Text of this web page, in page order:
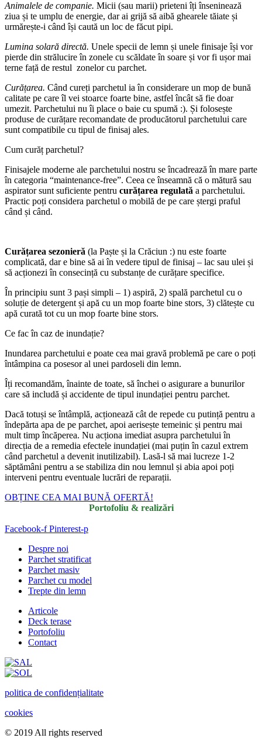
Animalele de companie. Micii (sau marii) prieteni îți înseninează
ziua și te umplu de energie, dar ai grijă să aibă ghearele tăiate și
urmărește-i când își caută un loc de făcut pipi.
Lumina solară directă. Unele specii de lemn și unele finisaje își vor
pierde din strălucire în zonele cu scăldate în soare și vor fi ușor mai
terne față de restul zonelor cu parchet.
Curățarea. Când cureți parchetul ia în considerare un mop de bună
calitate pe care îl vei stoarce foarte bine, astfel încât să fie doar
umezit. Parchetului nu îi place o baie cu spumă :). Și folosește
produse de curățare recomandate de producătorul parchetului care
sunt compatibile cu tipul de finisaj ales.
Cum curăț parchetul?
Finisajele moderne ale parchetului nostru se încadrează în mare parte
în categoria “maintenance-free”. Ceea ce înseamnă că o mătură sau
aspirator sunt suficiente pentru curățarea regulată a parchetului.
Practic poți considera parchetul o mobilă de pe care ștergi praful
când și când.
Curățarea sezonieră (la Paște și la Crăciun :) nu este foarte
complicată, dar e bine să ai în vedere tipul de finisaj – lac sau ulei și
să acționezi în consecință cu substanțe de curățare specifice.
În principiu sunt 3 pași simpli – 1) aspiră, 2) spală parchetul cu o
soluție de detergent și apă cu un mop foarte bine stors, 3) clătește cu
apă curată tot cu un mop foarte bine stors.
Ce fac în caz de inundație?
Inundarea parchetului e poate cea mai gravă problemă pe care o poți
întâmpina ca posesor al unei pardoseli din lemn.
Îți recomandăm, înainte de toate, să închei o asigurare a bunurilor
care să includă și accidente de tipul inundației pentru parchet.
Dacă totuși se întâmplă, acționează cât de repede cu putință pentru a
îndepărta apa de pe parchet, apoi aerisește temeinic și pentru mai
mult timp încăperea. Nu acționa imediat asupra parchetului în
direcția de a remedia efectele inundației (mai puțin în cazul extrem
când parchetul a devenit inutilizabil). Lasă-l să mai lucreze 1-2
săptămâni pentru a se stabiliza din nou lemnul și abia apoi poți
interveni pentru eventuale lucrări de reparații.
OBȚINE CEA MAI BUNĂ OFERTĂ!
Portofoliu & realizări
Facebook-f Pinterest-p
Despre noi
Parchet stratificat
Parchet masiv
Parchet cu model
Trepte din lemn
Articole
Deck terase
Portofoliu
Contact
politica de confidențialitate
cookies
© 2019 All rights reserved